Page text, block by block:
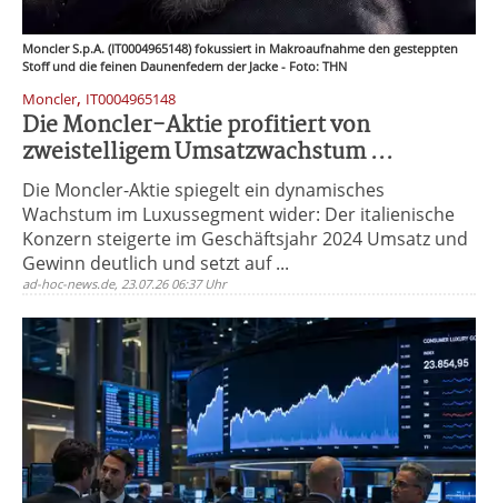
Moncler S.p.A. (IT0004965148) fokussiert in Makroaufnahme den gesteppten
Stoff und die feinen Daunenfedern der Jacke - Foto: THN
Moncler, IT0004965148
Die Moncler-Aktie profitiert von
zweistelligem Umsatzwachstum ...
Die Moncler-Aktie spiegelt ein dynamisches
Wachstum im Luxussegment wider: Der italienische
Konzern steigerte im Geschäftsjahr 2024 Umsatz und
Gewinn deutlich und setzt auf ...
ad-hoc-news.de, 23.07.26 06:37 Uhr